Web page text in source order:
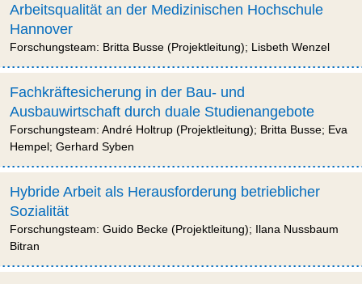
Arbeitsqualität an der Medizinischen Hochschule
Hannover
Forschungsteam: Britta Busse (Projektleitung); Lisbeth Wenzel
Fachkräftesicherung in der Bau- und
Ausbauwirtschaft durch duale Studienangebote
Forschungsteam: André Holtrup (Projektleitung); Britta Busse; Eva
Hempel; Gerhard Syben
Hybride Arbeit als Herausforderung betrieblicher
Sozialität
Forschungsteam: Guido Becke (Projektleitung); Ilana Nussbaum
Bitran